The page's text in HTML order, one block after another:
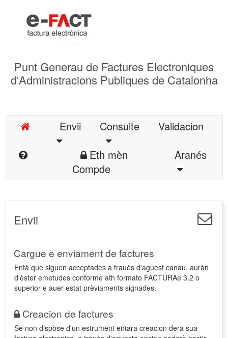
Punt Generau de Factures Electroniques
d'Administracions Publiques de Catalonha
Envii Consulte
Validacion
Eth mèn
Compde
Aranés
Envii
Cargue e enviament de factures
Entà que siguen acceptades a trauès d'aguest canau, auràn
d'èster emetudes conforme ath formato FACTURAe 3.2 o
superior e auer estat prèviaments signades.
Creacion de factures
Se non dispòse d'un estrument entara creacion dera sua